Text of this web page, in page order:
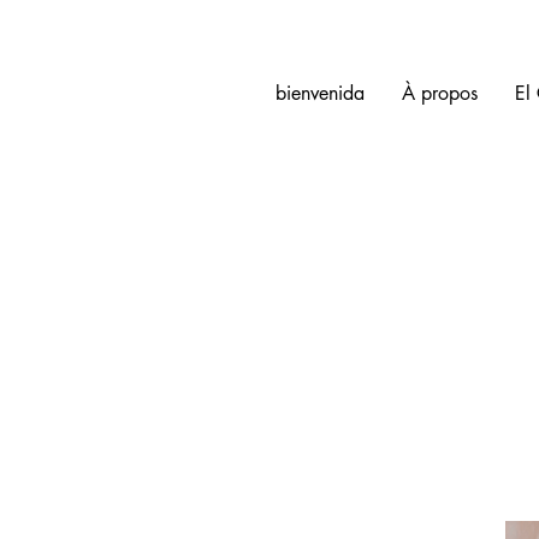
bienvenida À propos El